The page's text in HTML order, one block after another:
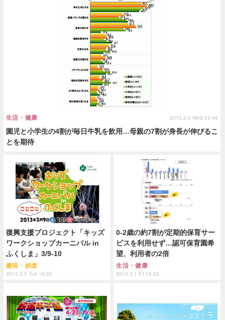
園児と小学生の4割が毎日牛乳を飲用…母親の7割が身長が伸びるこ
とを期待
生活・健康 2013.3.6 Wed 23:49
復興支援プロジェクト「キッズ
ワークショップカーニバル in
ふくしま」3/9-10
趣味・娯楽
2013.3.5 Tue 16:33
0-2歳の約7割が定期的保育サー
ビスを利用せず…認可保育園希
望、利用者の2倍
生活・健康
2013.3.1 Fri 16:20